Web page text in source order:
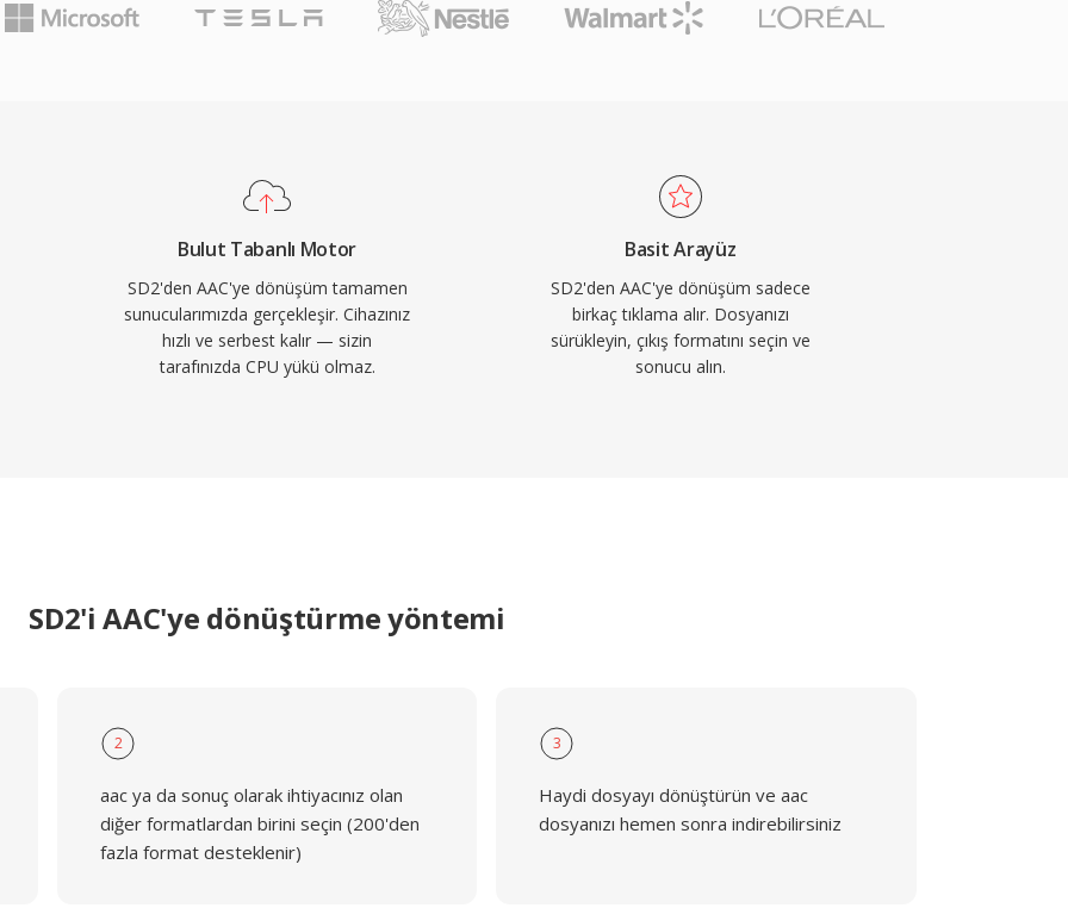
İlk avantajı
ölçüde daha az
Üçüncü olarak,
oynatıcının AAC
işlemesini sağlar.
Bulut Tabanlı Motor
SD2'den AAC'ye dönüşüm tamamen
sunucularımızda gerçekleşir. Cihazınız
hızlı ve serbest kalır — sizin
tarafınızda CPU yükü olmaz.
Basit Arayüz
SD2'den AAC'ye dönüşüm sadece
birkaç tıklama alır. Dosyanızı
sürükleyin, çıkış formatını seçin ve
sonucu alın.
SD2'i AAC'ye dönüştürme yöntemi
2
aac ya da sonuç olarak ihtiyacınız olan
diğer formatlardan birini seçin (200'den
fazla format desteklenir)
3
Haydi dosyayı dönüştürün ve aac
dosyanızı hemen sonra indirebilirsiniz